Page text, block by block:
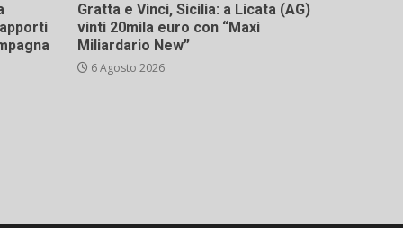
Gratta e Vinci, Sicilia: a Licata (AG)
vinti 20mila euro con “Maxi
Miliardario New”
6 Agosto 2026